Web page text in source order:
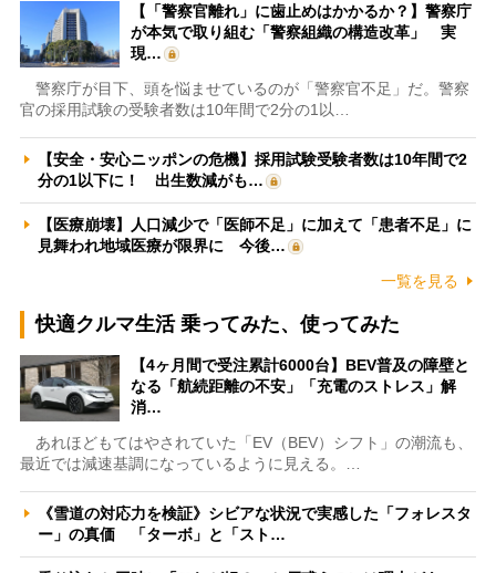
【「警察官離れ」に歯止めはかかるか？】警察庁
が本気で取り組む「警察組織の構造改革」 実
現…
警察庁が目下、頭を悩ませているのが「警察官不足」だ。警察
官の採用試験の受験者数は10年間で2分の1以…
【安全・安心ニッポンの危機】採用試験受験者数は10年間で2
分の1以下に！ 出生数減がも…
【医療崩壊】人口減少で「医師不足」に加えて「患者不足」に
見舞われ地域医療が限界に 今後…
一覧を見る
快適クルマ生活 乗ってみた、使ってみた
【4ヶ月間で受注累計6000台】BEV普及の障壁と
なる「航続距離の不安」「充電のストレス」解
消…
あれほどもてはやされていた「EV（BEV）シフト」の潮流も、
最近では減速基調になっているように見える。…
《雪道の対応力を検証》シビアな状況で実感した「フォレスタ
ー」の真価 「ターボ」と「スト…